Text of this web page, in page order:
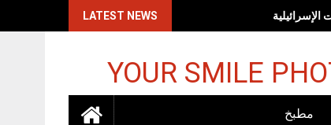
LATEST NEWS
YOUR SMILE
مطبخ